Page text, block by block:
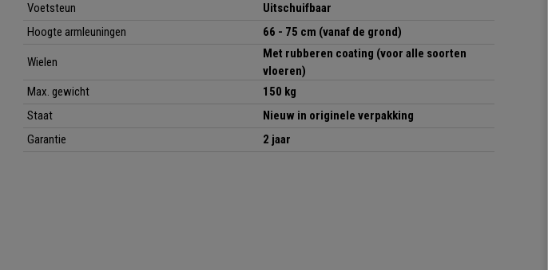
Voetsteun
Uitschuifbaar
Hoogte armleuningen
66 - 75 cm (vanaf de grond)
Wielen
Met rubberen coating (voor alle soorten
vloeren)
Max. gewicht
150 kg
Staat
Nieuw in originele verpakking
Garantie
2 jaar